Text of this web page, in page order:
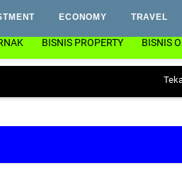
ECONOMY TRAVEL
BISNIS PROPERTY BISNIS
Tekan Risiko